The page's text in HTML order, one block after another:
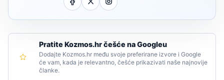
Pratite Kozmos.hr češće na Googleu
Dodajte Kozmos.hr među svoje preferirane izvore i Google
će vam, kada je relevantno, češće prikazivati naše najnovije
članke.